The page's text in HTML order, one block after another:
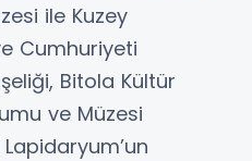
ile Kuzey
Cumhuriyeti
Bitola Kültür
ve Müzesi